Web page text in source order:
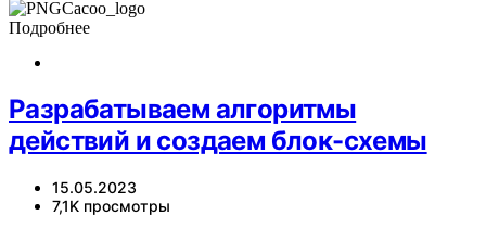
Подробнее
Разрабатываем алгоритмы
действий и создаем блок-схемы
15.05.2023
7,1K просмотры